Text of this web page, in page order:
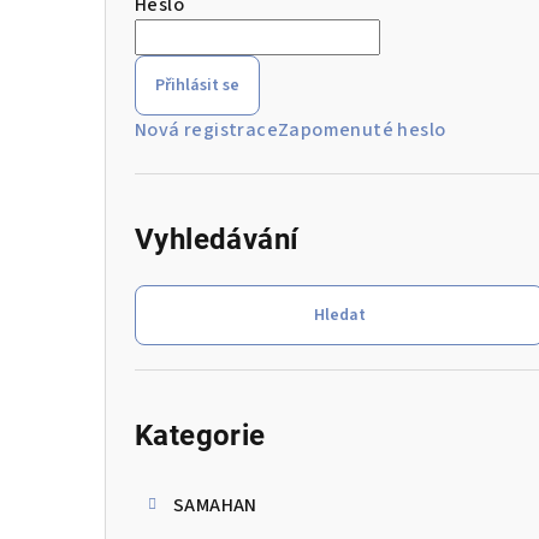
Přihlásit se
Nová registraceZapomenuté heslo
Vyhledávání
Hledat
Kategorie
SAMAHAN